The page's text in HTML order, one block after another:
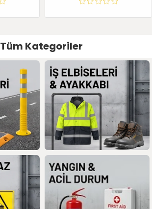
Tüm Kategoriler